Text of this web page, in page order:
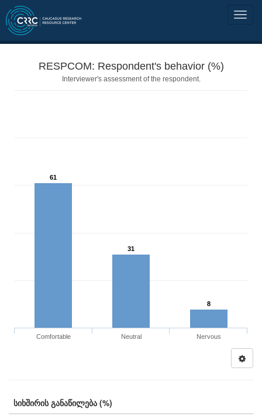
RESPCOM: Respondent's behavior (%)
Interviewer's assessment of the respondent.
61
31
8
Comfortable Neutral Nervous
სიხშირის განაწილება (%)